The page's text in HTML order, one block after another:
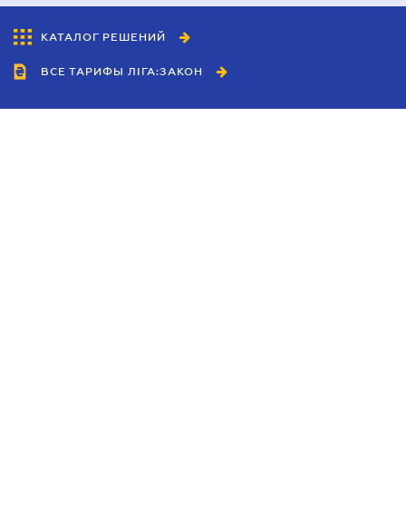
КАТАЛОГ РЕШЕНИЙ
ВСЕ ТАРИФЫ ЛІГА:ЗАКОН